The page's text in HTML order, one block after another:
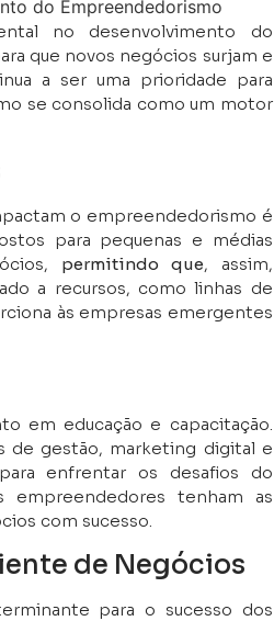
no desenvolvimento do
que novos negócios surjam e
a ser uma prioridade para
se consolida como um motor
o empreendedorismo é
para pequenas e médias
permitindo que, assim,
a recursos, como linhas de
às empresas emergentes
em educação e capacitação.
de gestão, marketing digital e
enfrentar os desafios do
empreendedores tenham as
com sucesso.
de Negócios
para o sucesso dos